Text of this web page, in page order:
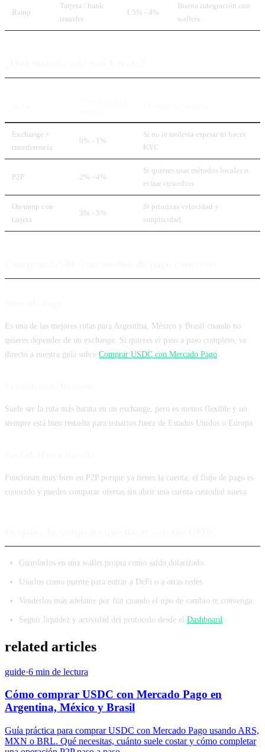
Ramp
Tarjeta / bank
transfer
1.5% - 4%
Buena integración con
wallets
Exchange +
transferencia
0% - 1%
Si no te molesta esperar ni hacer
KYC
P2P 2% - 4%
Si quieres usar métodos locales o
evitar custodios
On-ramp con
tarjeta
3% - 5%
Si priorizas velocidad y
simplicidad
Es una de las mejores rutas para Argentina, México y Brasil cuando no
quieres depender de un exchange. Si quieres el paso a paso completo, ve
directo a nuestra guía sobre Comprar USDC con Mercado Pago
Suele ser la ruta más barata en un exchange, pero es menos flexible y no
siempre está bien resuelta para usuarios fuera de Estados Unidos o Europa.
Funcionan muy bien en P2P porque ya tienes la cuenta, el flujo de pago es
conocido y puedes comparar ofertas sin abrir una cuenta custodial nueva.
Guardarlos en una wallet propia como saldo dolarizado.
Usarlos como puente para entrar a DeFi o a otras redes.
Venderlos más adelante por fiat cuando el tipo de cambio te convenga.
Seguir liquidez y actividad del protocolo desde el Dashboard
related articles
guide·6 min de lectura
Cómo comprar USDC con Mercado Pago en
Argentina, México y Brasil
Guía práctica para comprar USDC con Mercado Pago usando ARS,
MXN o BRL. Qué necesitas, cuánto suele costar y cómo completar